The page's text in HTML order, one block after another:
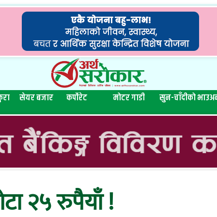
सेयर बजार कर्पोरेट मोटर गाडी सुन-चाँदीको भाउ
२५ रुपैयाँ !